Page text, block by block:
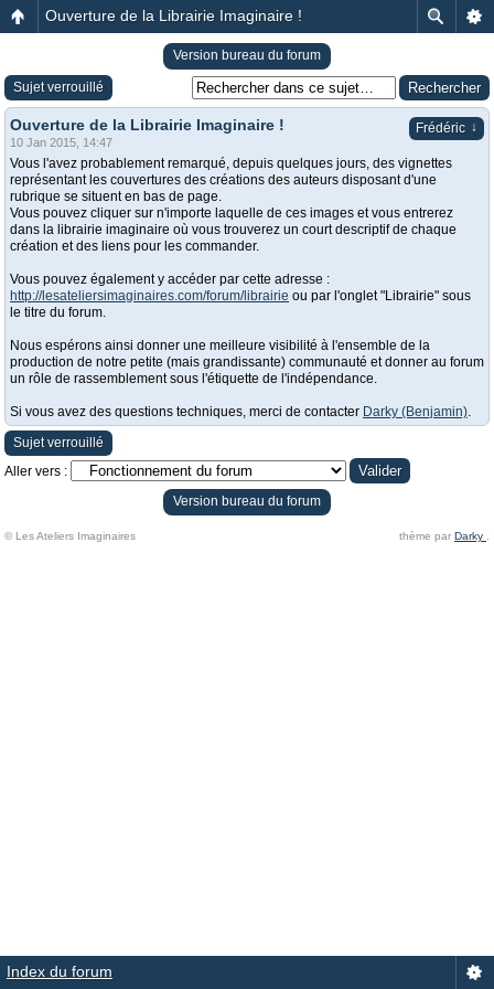
Ouverture de la Librairie Imaginaire !
Version bureau du forum
Sujet verrouillé
Frédéric ↓
Ouverture de la Librairie Imaginaire !
10 Jan 2015, 14:47
Vous l'avez probablement remarqué, depuis quelques jours, des vignettes
représentant les couvertures des créations des auteurs disposant d'une
rubrique se situent en bas de page.
Vous pouvez cliquer sur n'importe laquelle de ces images et vous entrerez
dans la librairie imaginaire où vous trouverez un court descriptif de chaque
création et des liens pour les commander.
Vous pouvez également y accéder par cette adresse :
http://lesateliersimaginaires.com/forum/librairie ou par l'onglet "Librairie" sous
le titre du forum.
Nous espérons ainsi donner une meilleure visibilité à l'ensemble de la
production de notre petite (mais grandissante) communauté et donner au forum
un rôle de rassemblement sous l'étiquette de l'indépendance.
Si vous avez des questions techniques, merci de contacter Darky (Benjamin).
Sujet verrouillé
Aller vers :
Version bureau du forum
© Les Ateliers Imaginaires thème par Darky
Index du forum